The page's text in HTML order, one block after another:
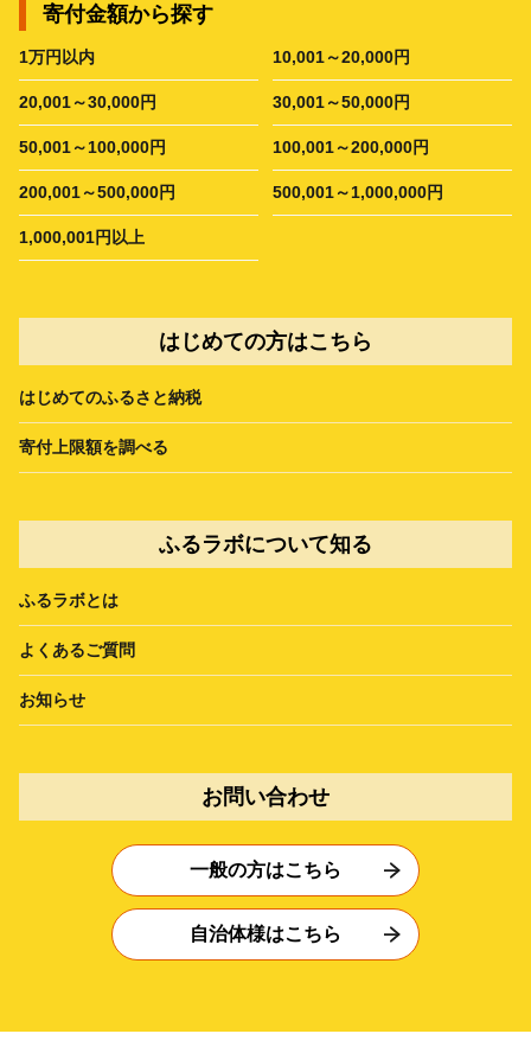
寄付金額から探す
1万円以内 10,001～20,000円
20,001～30,000円 30,001～50,000円
50,001～100,000円 100,001～200,000円
200,001～500,000円 500,001～1,000,000円
1,000,001円以上
はじめての方はこちら
はじめてのふるさと納税
寄付上限額を調べる
ふるラボについて知る
ふるラボとは
よくあるご質問
お知らせ
お問い合わせ
一般の方はこちら
自治体様はこちら